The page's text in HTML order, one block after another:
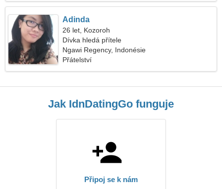
Adinda
26 let, Kozoroh
Dívka hledá přítele
Ngawi Regency, Indonésie
Přátelství
Jak IdnDatingGo funguje
Připoj se k nám